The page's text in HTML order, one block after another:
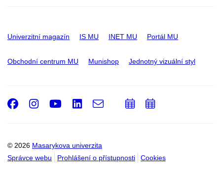
Univerzitní magazín IS MU INET MU Portál MU
Obchodní centrum MU Munishop Jednotný vizuální styl
© 2026 Masarykova univerzita
Správce webu
Prohlášení o přístupnosti Cookies
Facebook
Instagram
Youtube
LinkedIn
e-
PřidatPřidat